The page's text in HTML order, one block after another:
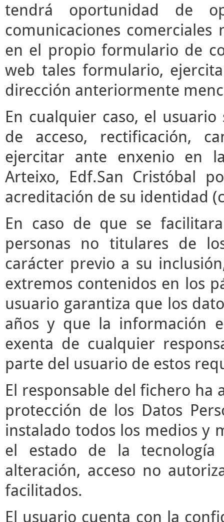
tendrá oportunidad de
comunicaciones
en el propio formulario de
web tales formulario,
dirección anteriormente
En cualquier caso, el
de acceso, rectificación,
ejercitar ante enxenio en
Arteixo, Edf.San Cristóbal
acreditación de su identidad
En caso de que se
personas no titulares de
carácter previo a su
extremos contenidos en los
usuario garantiza que los
años y que la información
exenta de cualquier
parte del usuario de estos
El responsable del fichero ha
protección de los Datos
instalado todos los medios y
el estado de la
alteración, acceso no
facilitados.
El usuario cuenta con la